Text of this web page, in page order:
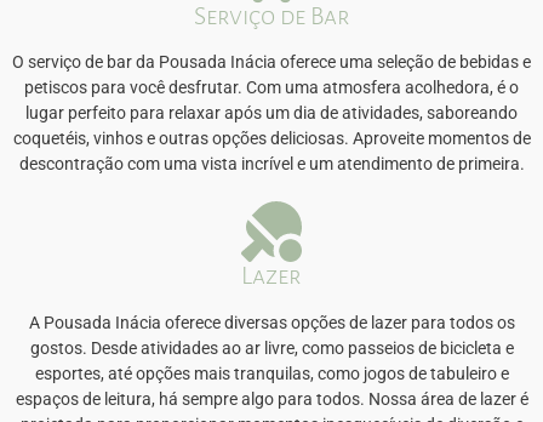
Serviço de Bar
O serviço de bar da Pousada Inácia oferece uma seleção de bebidas e
petiscos para você desfrutar. Com uma atmosfera acolhedora, é o
lugar perfeito para relaxar após um dia de atividades, saboreando
coquetéis, vinhos e outras opções deliciosas. Aproveite momentos de
descontração com uma vista incrível e um atendimento de primeira.
Lazer
A Pousada Inácia oferece diversas opções de lazer para todos os
gostos. Desde atividades ao ar livre, como passeios de bicicleta e
esportes, até opções mais tranquilas, como jogos de tabuleiro e
espaços de leitura, há sempre algo para todos. Nossa área de lazer é